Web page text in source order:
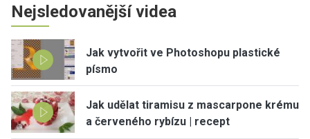
Nejsledovanější videa
Jak vytvořit ve Photoshopu plastické
písmo
Jak udělat tiramisu z mascarpone krému
a červeného rybízu | recept